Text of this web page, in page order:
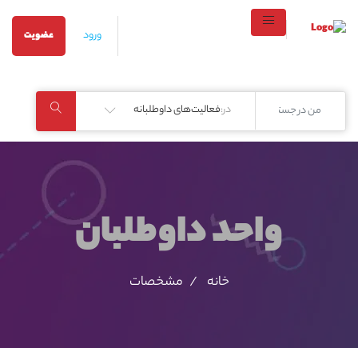
ورود عضویت
در:فعالیت‌های داوطلبانه
واحد داوطلبان
خانه مشخصات